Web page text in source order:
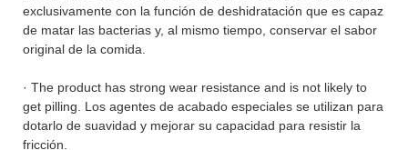
exclusivamente con la función de deshidratación que es capaz
de matar las bacterias y, al mismo tiempo, conservar el sabor
original de la comida.
· The product has strong wear resistance and is not likely to
get pilling. Los agentes de acabado especiales se utilizan para
dotarlo de suavidad y mejorar su capacidad para resistir la
fricción.